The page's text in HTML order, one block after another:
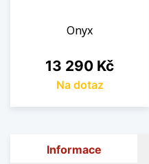
Onyx
Cena
13 290 Kč
Na dotaz
Informace